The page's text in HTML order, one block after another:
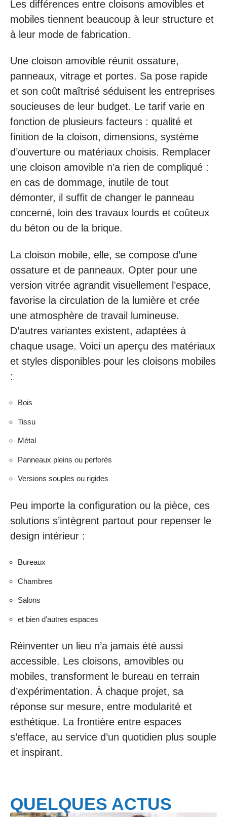
Les différences entre cloisons amovibles et
mobiles tiennent beaucoup à leur structure et
à leur mode de fabrication.
Une cloison amovible réunit ossature,
panneaux, vitrage et portes. Sa pose rapide
et son coût maîtrisé séduisent les entreprises
soucieuses de leur budget. Le tarif varie en
fonction de plusieurs facteurs : qualité et
finition de la cloison, dimensions, système
d’ouverture ou matériaux choisis. Remplacer
une cloison amovible n’a rien de compliqué :
en cas de dommage, inutile de tout
démonter, il suffit de changer le panneau
concerné, loin des travaux lourds et coûteux
du béton ou de la brique.
La cloison mobile, elle, se compose d’une
ossature et de panneaux. Opter pour une
version vitrée agrandit visuellement l’espace,
favorise la circulation de la lumière et crée
une atmosphère de travail lumineuse.
D’autres variantes existent, adaptées à
chaque usage. Voici un aperçu des matériaux
et styles disponibles pour les cloisons mobiles
:
Bois
Tissu
Métal
Panneaux pleins ou perforés
Versions souples ou rigides
Peu importe la configuration ou la pièce, ces
solutions s’intègrent partout pour repenser le
design intérieur :
Bureaux
Chambres
Salons
et bien d’autres espaces
Réinventer un lieu n’a jamais été aussi
accessible. Les cloisons, amovibles ou
mobiles, transforment le bureau en terrain
d’expérimentation. À chaque projet, sa
réponse sur mesure, entre modularité et
esthétique. La frontière entre espaces
s’efface, au service d’un quotidien plus souple
et inspirant.
QUELQUES ACTUS